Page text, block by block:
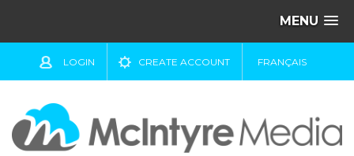
MENU
LOGIN CREATE ACCOUNT FRANÇAIS